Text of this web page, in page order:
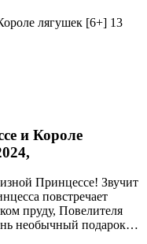
и Короле
Принцессе! Звучит
повстречает
пруду, Повелителя
необычный подарок…